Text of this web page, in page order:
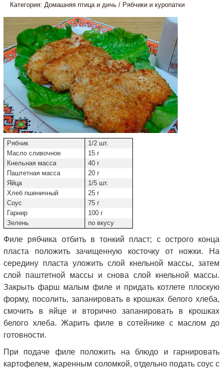
Категория: Домашняя птица и дичь / Рябчики и куропатки
Рябчик
1/2 шт.
Масло сливочное
15 г
Кнельная масса
40 г
Паштетная масса
20 г
Яйца
1/5 шт.
Хлеб пшеничный
25 г
Соус
75 г
Гарнир
100 г
Зелень
по вкусу
Филе рябчика отбить в тонкий пласт; с острого конца
пласта положить зачищенную косточку от ножки. На
середину пласта уложить слой кнельной массы, затем
слой паштетной массы и снова слой кнельной массы.
Закрыть фарш малым филе и придать котлете плоскую
форму, посолить, запанировать в крошках белого хлеба,
смочить в яйце и вторично запанировать в крошках
белого хлеба. Жарить филе в сотейнике с маслом до
готовности.
При подаче филе положить на блюдо и гарнировать
картофелем, жаренным соломкой, отдельно подать соус с